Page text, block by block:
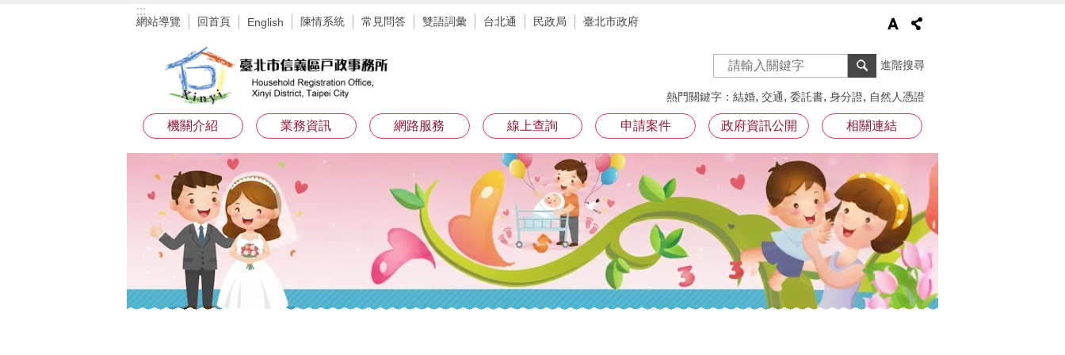
:::
網站導覽 回首頁 English 陳情系統 常見問答 雙語詞彙 台北通 民政局 臺北市政府
進階搜尋
熱門關鍵字 結婚 交通 委託書 身分證 自然人憑證
機關介紹 業務資訊 網路服務 線上查詢 申請案件 政府資訊公開 相關連結